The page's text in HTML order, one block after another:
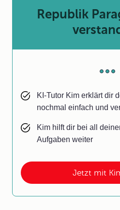
Jetzt mit
Republik
KI-Tutor Kim erklärt dir
nochmal einfach und
Kim hilft dir bei all
Aufgaben weiter